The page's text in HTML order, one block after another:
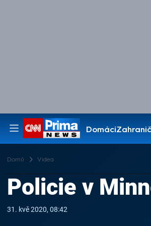
Domácí
Pořady
Domů Videa
Policie v
31. kvě 2020, 08:42